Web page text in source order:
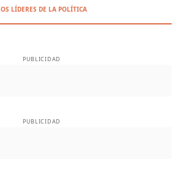
LÍDERES DE LA POLÍTICA
PUBLICIDAD
PUBLICIDAD